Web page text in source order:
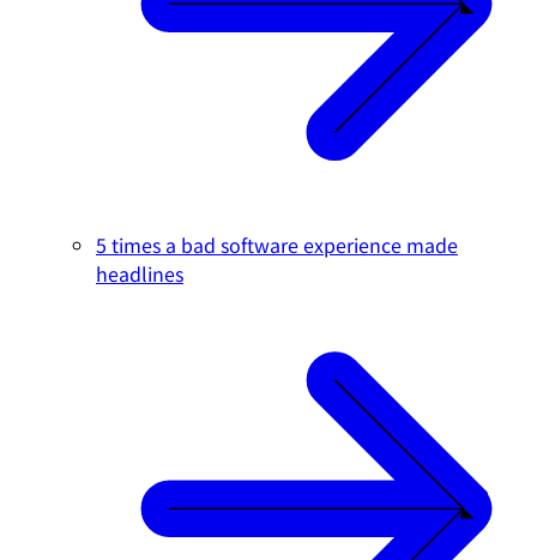
5 times a bad software experience made
headlines